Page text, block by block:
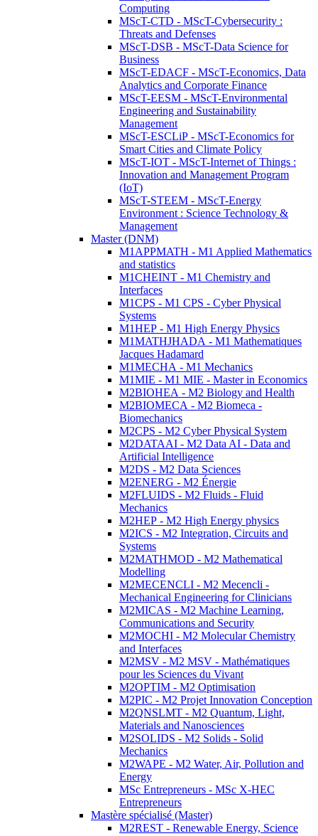
Computing
MScT-CTD - MScT-Cybersecurity :
Threats and Defenses
MScT-DSB - MScT-Data Science for
Business
MScT-EDACF - MScT-Economics, Data
Analytics and Corporate Finance
MScT-EESM - MScT-Environmental
Engineering and Sustainability
Management
MScT-ESCLiP - MScT-Economics for
Smart Cities and Climate Policy
MScT-IOT - MScT-Internet of Things :
Innovation and Management Program
(IoT)
MScT-STEEM - MScT-Energy
Environment : Science Technology &
Management
Master (DNM)
M1APPMATH - M1 Applied Mathematics
and statistics
M1CHEINT - M1 Chemistry and
Interfaces
M1CPS - M1 CPS - Cyber Physical
Systems
M1HEP - M1 High Energy Physics
M1MATHJHADA - M1 Mathematiques
Jacques Hadamard
M1MECHA - M1 Mechanics
M1MIE - M1 MIE - Master in Economics
M2BIOHEA - M2 Biology and Health
M2BIOMECA - M2 Biomeca -
Biomechanics
M2CPS - M2 Cyber Physical System
M2DATAAI - M2 Data AI - Data and
Artificial Intelligence
M2DS - M2 Data Sciences
M2ENERG - M2 Énergie
M2FLUIDS - M2 Fluids - Fluid
Mechanics
M2HEP - M2 High Energy physics
M2ICS - M2 Integration, Circuits and
Systems
M2MATHMOD - M2 Mathematical
Modelling
M2MECENCLI - M2 Mecencli -
Mechanical Engineering for Clinicians
M2MICAS - M2 Machine Learning,
Communications and Security
M2MOCHI - M2 Molecular Chemistry
and Interfaces
M2MSV - M2 MSV - Mathématiques
pour les Sciences du Vivant
M2OPTIM - M2 Optimisation
M2PIC - M2 Projet Innovation Conception
M2QNSLMT - M2 Quantum, Light,
Materials and Nanosciences
M2SOLIDS - M2 Solids - Solid
Mechanics
M2WAPE - M2 Water, Air, Pollution and
Energy
MSc Entrepreneurs - MSc X-HEC
Entrepreneurs
Mastère spécialisé (Master)
M2REST - Renewable Energy, Science